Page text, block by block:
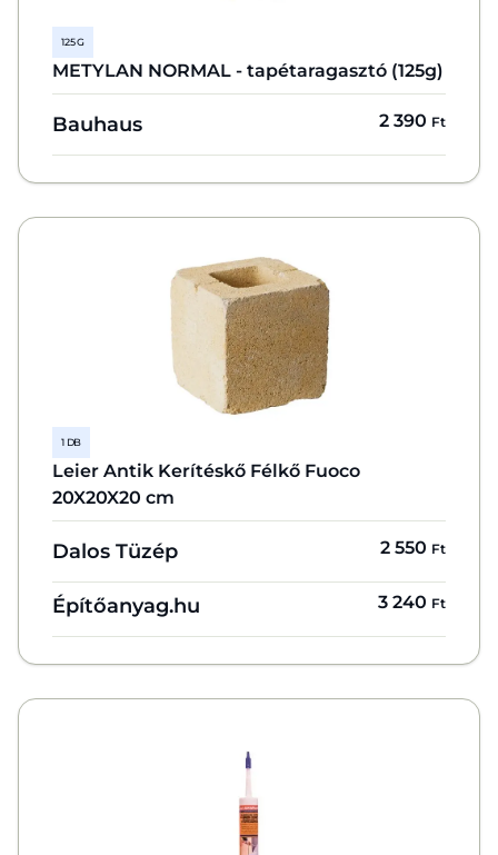
125 G
METYLAN NORMAL - tapétaragasztó (125g)
Bauhaus 2 390 Ft
1 DB
Leier Antik Kerítéskő Félkő Fuoco
20X20X20 cm
Dalos Tüzép 2 550 Ft
Építőanyag.hu 3 240 Ft